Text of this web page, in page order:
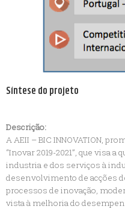
Síntese do projeto
Descrição:
A AEII – BIC INNOVATION,
“Inovar 2019-2021”, que visa a
industria e dos serviços à
desenvolvimento de acções
processos de inovação,
vista à melhoria do